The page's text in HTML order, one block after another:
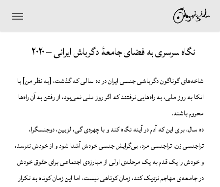
نگاه سرسری به فضای جامعهٔ دگرباش ایرانی – ۲۰۲۰
شاخه‌های گوناگون دگرباشی جنسی ایران در ده سالی که گذشت، [به نظر من] با
اتکا به روز ملی، به راه‌هایی نرفتند که اگر روز ملی نمی‌بود، از رفتن به آن راه‌ها
محروم باشند.
ده سال، برای این که آدم در آینه نگاه کند و با چهره‌ی گی، لزبین، دوجنسگرا،
تراجنسی زن، تراجنسی مرد، بی‌گرایش جنسی خودش آشنا شود و از خودش نترسد،
و خودش را یک قدم به یک مرحله‌ی اولی از مبارزه‌ی اجتماعی برای حقوق خودش
در جامعه‌ی مهاجم نزدیک کند، زمان کوتاهی نیست، اما این زمان کوتاه به تکرار